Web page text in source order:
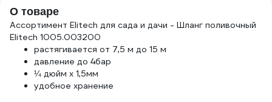
О товаре
Ассортимент Elitech для сада и дачи - Шланг поливочный
Elitech 1005.003200
растягивается от 7,5 м до 15 м
давление до 4бар
¼ дюйм х 1,5мм
удобное хранение